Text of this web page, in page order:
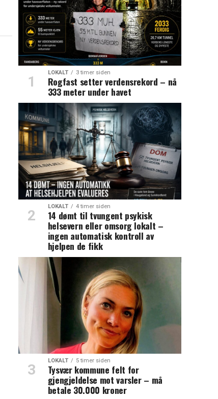
LOKALT 3 timer siden
Rogfast setter verdensrekord – nå
333 meter under havet
LOKALT 4 timer siden
14 dømt til tvungent psykisk
helsevern eller omsorg lokalt –
ingen automatisk kontroll av
hjelpen de fikk
LOKALT 5 timer siden
Tysvær kommune felt for
gjengjeldelse mot varsler – må
betale 30.000 kroner